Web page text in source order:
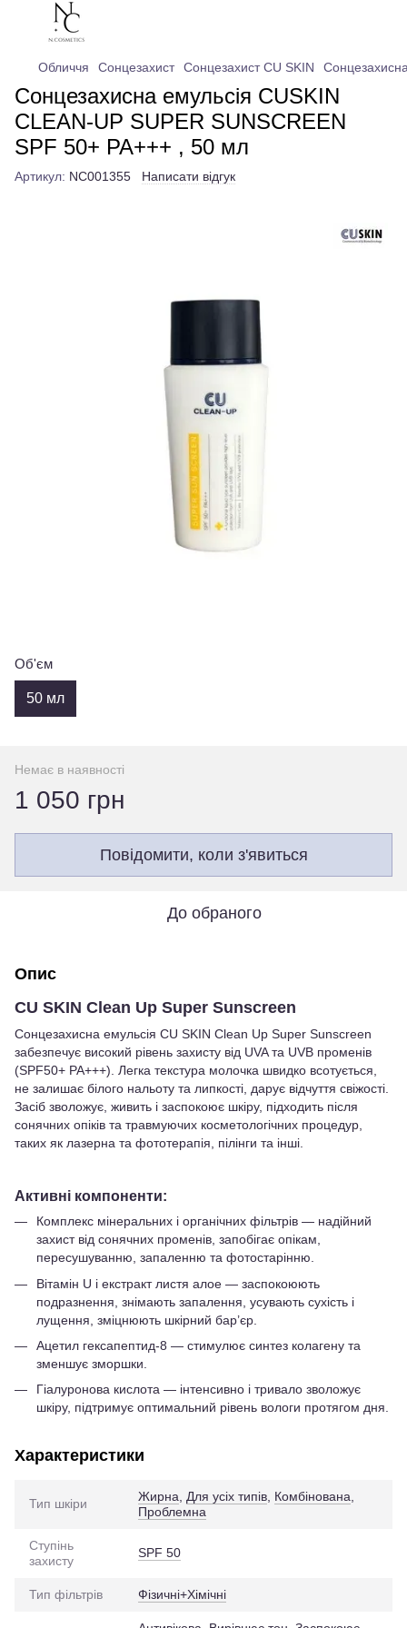
Обличчя Сонцезахист Сонцезахист CU SKIN
Сонцезахисна емульсія CUSKIN
CLEAN-UP SUPER SUNSCREEN
SPF 50+ PA+++ , 50 мл
Артикул: NC001355 Написати відгук
Об'єм
50 мл
Немає в наявності
1 050 грн
Повідомити, коли з'явиться
До обраного
Опис
CU SKIN Clean Up Super Sunscreen
Сонцезахисна емульсія CU SKIN Clean Up Super Sunscreen
забезпечує високий рівень захисту від UVA та UVB променів
(SPF50+ PA+++). Легка текстура молочка швидко всотується,
не залишає білого нальоту та липкості, дарує відчуття свіжості.
Засіб зволожує, живить і заспокоює шкіру, підходить після
сонячних опіків та травмуючих косметологічних процедур,
таких як лазерна та фототерапія, пілінги та інші.
Активні компоненти:
Комплекс мінеральних і органічних фільтрів — надійний
захист від сонячних променів, запобігає опікам,
пересушуванню, запаленню та фотостарінню.
Вітамін U і екстракт листя алое — заспокоюють
подразнення, знімають запалення, усувають сухість і
лущення, зміцнюють шкірний бар’єр.
Ацетил гексапептид-8 — стимулює синтез колагену та
зменшує зморшки.
Гіалуронова кислота — інтенсивно і тривало зволожує
шкіру, підтримує оптимальний рівень вологи протягом дня.
Характеристики
Тип шкіри Жирна, Для усіх типів, Комбінована,
Проблемна
Ступінь
захисту
SPF 50
Тип фільтрів Фізичні+Хімічні